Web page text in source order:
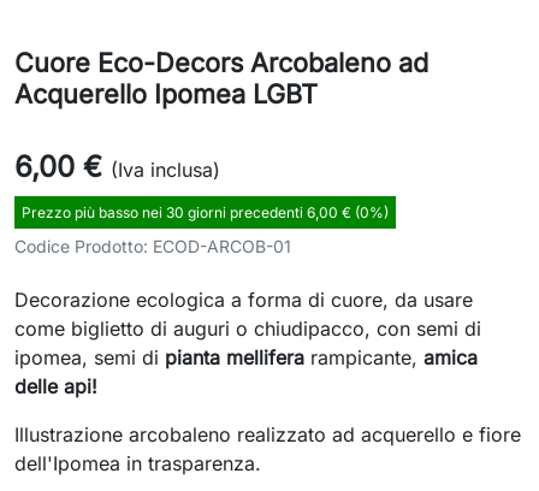
Cuore Eco-Decors Arcobaleno ad
Acquerello Ipomea LGBT
6,00 € (Iva inclusa)
Prezzo più basso nei 30 giorni precedenti 6,00 € (0%)
Codice Prodotto: ECOD-ARCOB-01
Decorazione ecologica a forma di cuore, da usare
come biglietto di auguri o chiudipacco, con semi di
ipomea, semi di pianta mellifera rampicante, amica
delle api!
Illustrazione arcobaleno realizzato ad acquerello e fiore
dell'Ipomea in trasparenza.